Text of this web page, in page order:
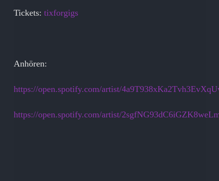
Tickets:tixforgigs
Anhören:
https://open.spotify.com/artist/
https://open.spotify.com/artist/